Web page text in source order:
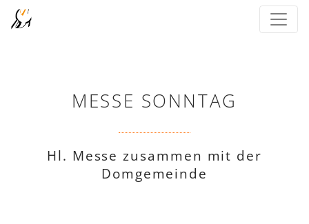
MESSE SONNTAG
Hl. Messe zusammen mit der
Domgemeinde